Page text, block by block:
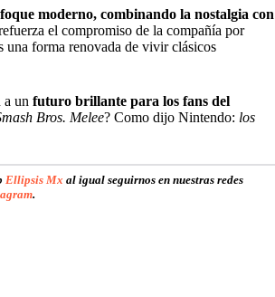
moderno, combinando la nostalgia con
el compromiso de la compañía por
una forma renovada de vivir clásicos
a un futuro brillante para los fans del
Bros. Melee? Como dijo Nintendo: los
Ellipsis Mx al igual seguirnos en nuestras redes
.